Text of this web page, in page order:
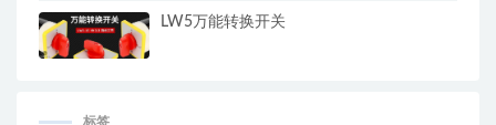
LW5万能转换开关
标签